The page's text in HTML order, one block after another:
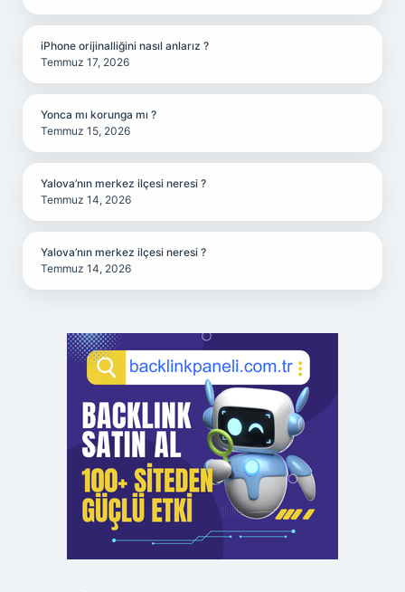
iPhone orijinalliğini nasıl anlarız ?
Temmuz 17, 2026
Yonca mı korunga mı ?
Temmuz 15, 2026
Yalova’nın merkez ilçesi neresi ?
Temmuz 14, 2026
Yalova’nın merkez ilçesi neresi ?
Temmuz 14, 2026